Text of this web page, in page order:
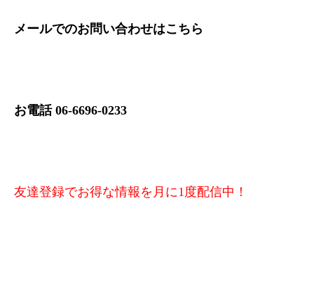
メールでのお問い合わせはこちら
お電話 06-6696-0233
友達登録でお得な情報を月に1度配信中！